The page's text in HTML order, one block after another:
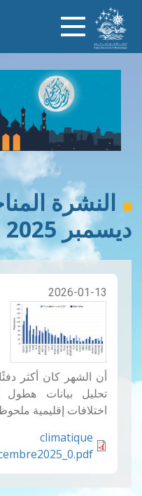
تجاوز
المحتوى
Toggle
navigation
النشرة
ديسمبر 2025
2026-01-13
أن الشهر كان أكثر
تحليل بيانات
اختلافات إقليمية